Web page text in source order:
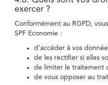
exercer ?
Conformément au RGPD,
SPF Economie :
d’accéder à vos
de les rectifier si elles
de limiter le traitement
de vous opposer au